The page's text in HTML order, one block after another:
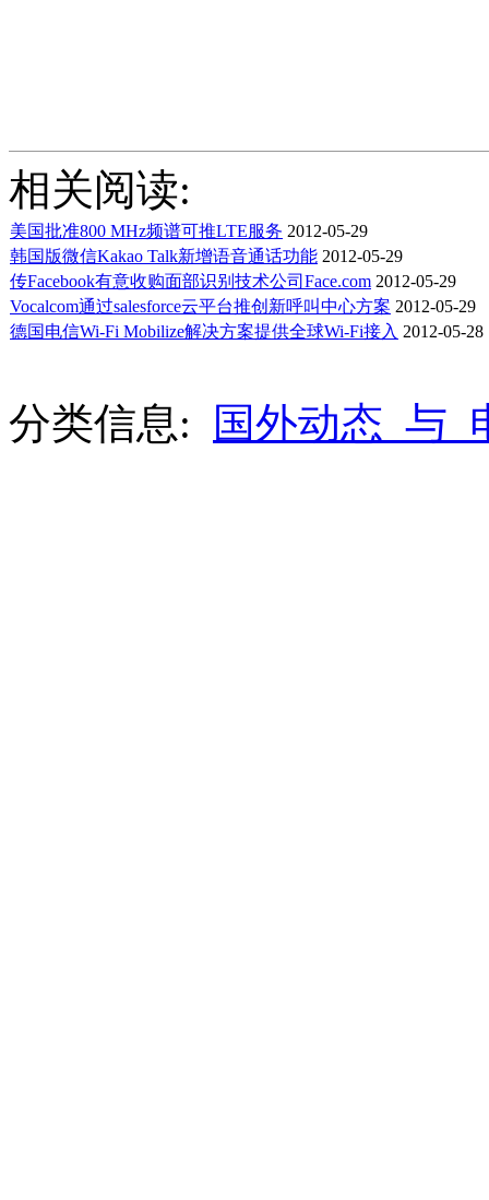
相关阅读:
美国批准800 MHz频谱可推LTE服务 2012-05-29
韩国版微信Kakao Talk新增语音通话功能 2012-05-29
传Facebook有意收购面部识别技术公司Face.com 2012-05-29
Vocalcom通过salesforce云平台推创新呼叫中心方案 2012-05-29
德国电信Wi-Fi Mobilize解决方案提供全球Wi-Fi接入 2012-05-28
分类信息: 国外动态_与_